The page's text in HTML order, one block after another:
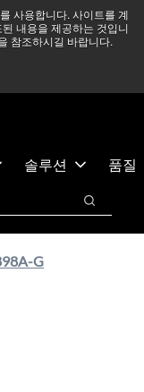
사용합니다. 사이트를 계
내용을 제공하는 것입니
참조하시길 바랍니다.
으며, 모든 서비스는
읽어보기 →
솔루션
품질
검색
G